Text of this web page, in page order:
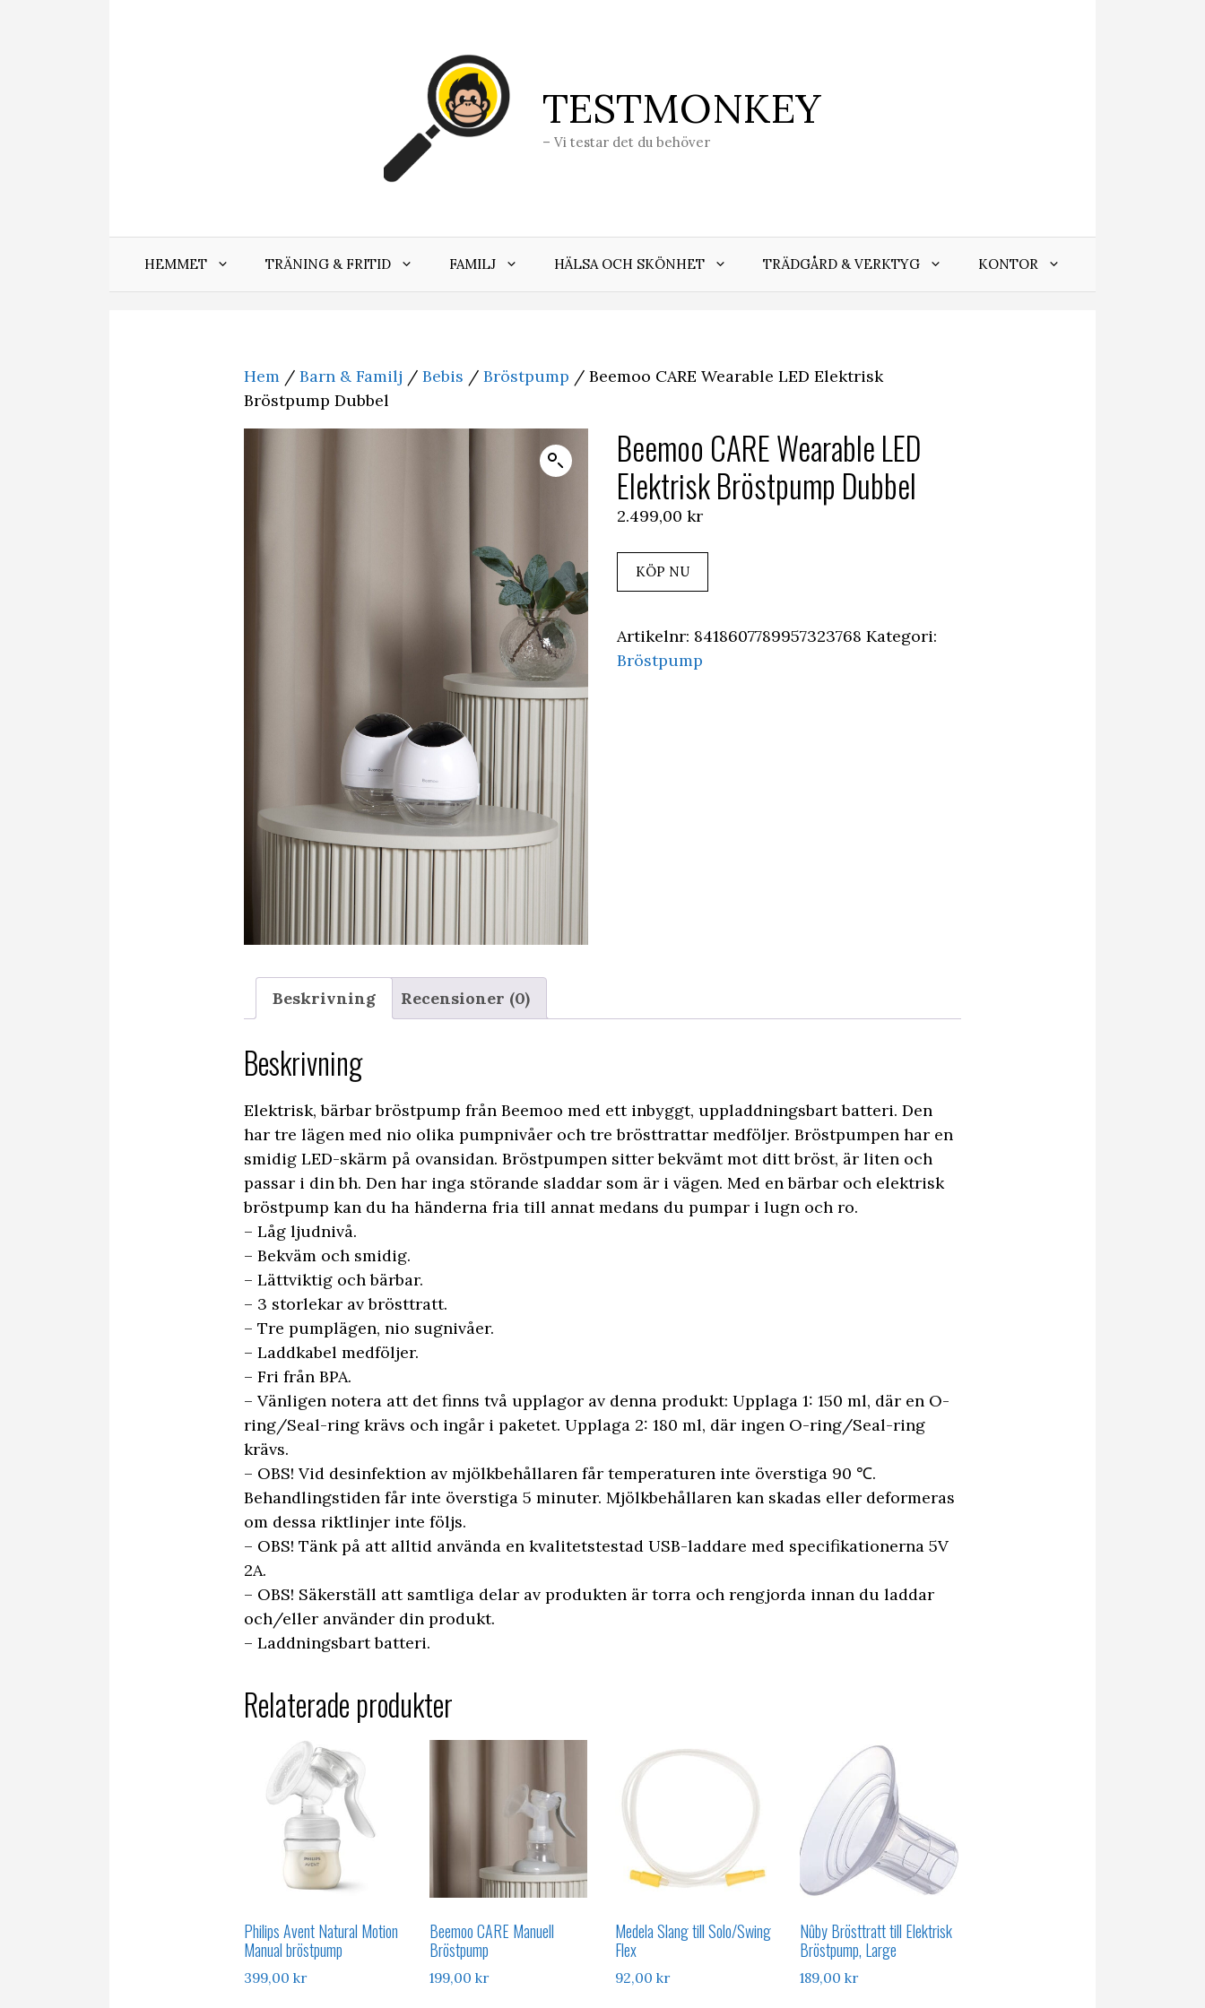
TESTMONKEY
– Vi testar det du behöver
HEMMET TRÄNING & FRITID FAMILJ HÄLSA OCH SKÖNHET TRÄDGÅRD & VERKTYG KONTOR
Hem / Barn & Familj / Bebis / Bröstpump / Beemoo CARE Wearable LED Elektrisk
Bröstpump Dubbel
Beemoo CARE Wearable LED
Elektrisk Bröstpump Dubbel
2.499,00 kr
KÖP NU
Artikelnr: 8418607789957323768 Kategori:
Bröstpump
Beskrivning Recensioner (0)
Beskrivning
Elektrisk, bärbar bröstpump från Beemoo med ett inbyggt, uppladdningsbart batteri. Den
har tre lägen med nio olika pumpnivåer och tre brösttrattar medföljer. Bröstpumpen har en
smidig LED-skärm på ovansidan. Bröstpumpen sitter bekvämt mot ditt bröst, är liten och
passar i din bh. Den har inga störande sladdar som är i vägen. Med en bärbar och elektrisk
bröstpump kan du ha händerna fria till annat medans du pumpar i lugn och ro.
– Låg ljudnivå.
– Bekväm och smidig.
– Lättviktig och bärbar.
– 3 storlekar av brösttratt.
– Tre pumplägen, nio sugnivåer.
– Laddkabel medföljer.
– Fri från BPA.
– Vänligen notera att det finns två upplagor av denna produkt: Upplaga 1: 150 ml, där en O-
ring/Seal-ring krävs och ingår i paketet. Upplaga 2: 180 ml, där ingen O-ring/Seal-ring
krävs.
– OBS! Vid desinfektion av mjölkbehållaren får temperaturen inte överstiga 90 ℃.
Behandlingstiden får inte överstiga 5 minuter. Mjölkbehållaren kan skadas eller deformeras
om dessa riktlinjer inte följs.
– OBS! Tänk på att alltid använda en kvalitetstestad USB-laddare med specifikationerna 5V
2A.
– OBS! Säkerställ att samtliga delar av produkten är torra och rengjorda innan du laddar
och/eller använder din produkt.
– Laddningsbart batteri.
Relaterade produkter
Philips Avent Natural Motion
Manual bröstpump
399,00 kr
Beemoo CARE Manuell
Bröstpump
199,00 kr
Medela Slang till Solo/Swing
Flex
92,00 kr
Nûby Brösttratt till Elektrisk
Bröstpump, Large
189,00kr